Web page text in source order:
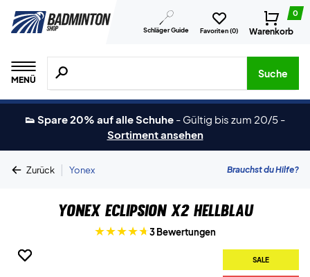
Schläger Guide Favoriten (0)
0
Warenkorb
MENÜ
Suche nach Produkten, Marken usw.
Suche
👟 Spare 20% auf alle Schuhe - Gültig bis zum 20/5 -
Sortiment ansehen
Zurück | Yonex Brauchst du Hilfe?
Yonex Eclipsion X2 Hellblau
3 Bewertungen
SALE
SALE